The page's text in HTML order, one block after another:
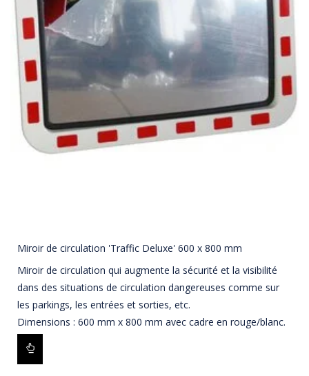
Miroir de circulation 'Traffic Deluxe' 600 x 800 mm
Miroir de circulation qui augmente la sécurité et la visibilité
dans des situations de circulation dangereuses comme sur
les parkings, les entrées et sorties, etc.
Dimensions : 600 mm x 800 mm avec cadre en rouge/blanc.